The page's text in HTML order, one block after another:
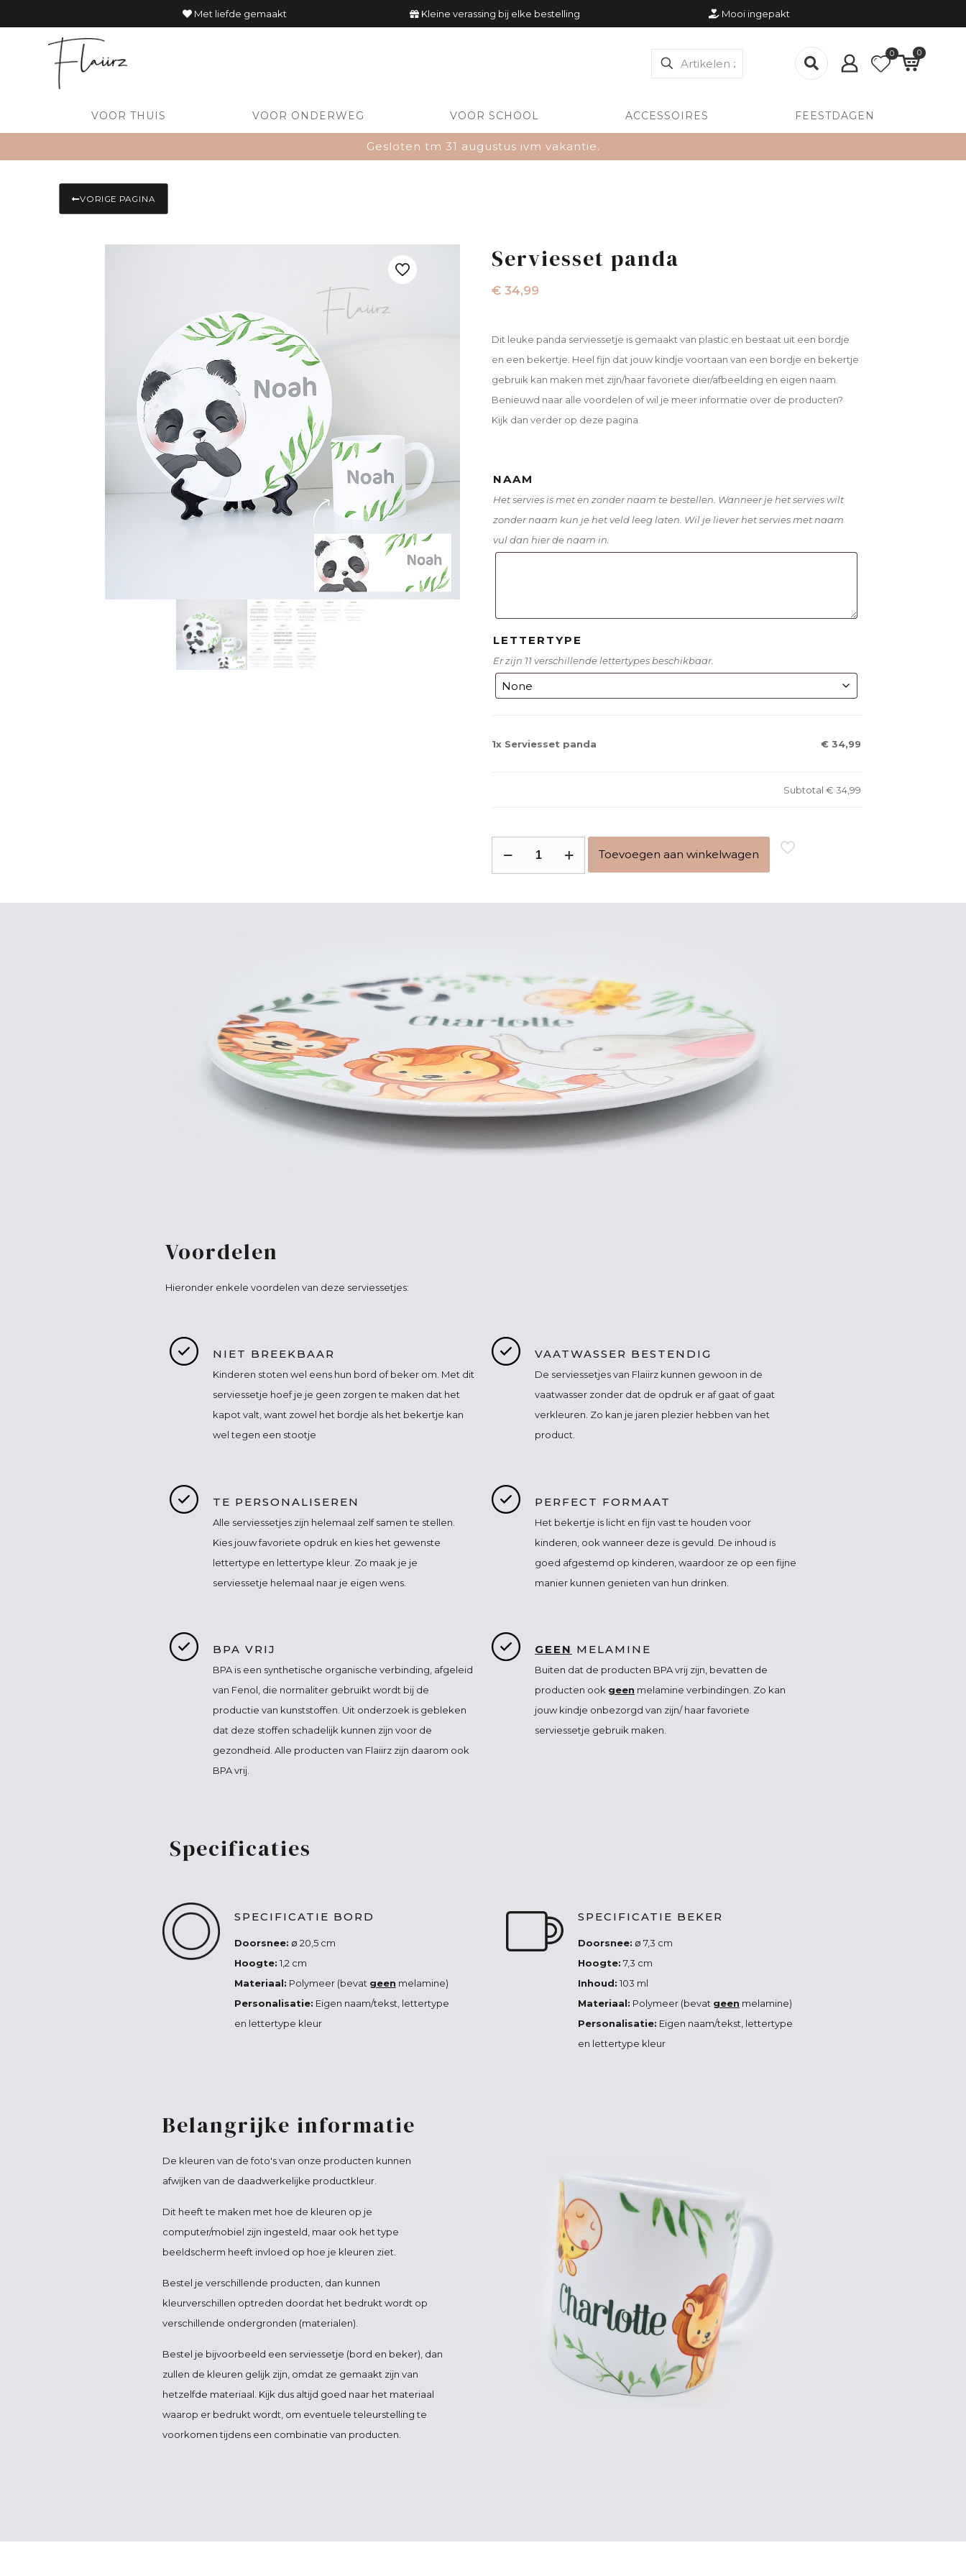
Met liefde gemaakt Kleine verassing bij elke bestelling Mooi ingepakt
0 0
VOOR THUIS VOOR ONDERWEG VOOR SCHOOL ACCESSOIRES FEESTDAGEN
Gesloten tm 31 augustus ivm vakantie.
VORIGE PAGINA
Serviesset panda
€ 34,99
Dit leuke panda serviessetje is gemaakt van plastic en bestaat uit een bordje
en een bekertje. Heel fijn dat jouw kindje voortaan van een bordje en bekertje
gebruik kan maken met zijn/haar favoriete dier/afbeelding en eigen naam.
Benieuwd naar alle voordelen of wil je meer informatie over de producten?
Kijk dan verder op deze pagina.
NAAM
Het servies is met en zonder naam te bestellen. Wanneer je het servies wilt
zonder naam kun je het veld leeg laten. Wil je liever het servies met naam
vul dan hier de naam in.
LETTERTYPE
Er zijn 11 verschillende lettertypes beschikbaar.
1x Serviesset panda € 34,99
Subtotal € 34,99
Toevoegen aan winkelwagen
Voordelen
Hieronder enkele voordelen van deze serviessetjes:
NIET BREEKBAAR
Kinderen stoten wel eens hun bord of beker om. Met dit
serviessetje hoef je je geen zorgen te maken dat het
kapot valt, want zowel het bordje als het bekertje kan
wel tegen een stootje
VAATWASSER BESTENDIG
De serviessetjes van Flaiirz kunnen gewoon in de
vaatwasser zonder dat de opdruk er af gaat of gaat
verkleuren. Zo kan je jaren plezier hebben van het
product.
TE PERSONALISEREN
Alle serviessetjes zijn helemaal zelf samen te stellen.
Kies jouw favoriete opdruk en kies het gewenste
lettertype en lettertype kleur. Zo maak je je
serviessetje helemaal naar je eigen wens.
PERFECT FORMAAT
Het bekertje is licht en fijn vast te houden voor
kinderen, ook wanneer deze is gevuld. De inhoud is
goed afgestemd op kinderen, waardoor ze op een fijne
manier kunnen genieten van hun drinken.
BPA VRIJ
BPA is een synthetische organische verbinding, afgeleid
van Fenol, die normaliter gebruikt wordt bij de
productie van kunststoffen. Uit onderzoek is gebleken
dat deze stoffen schadelijk kunnen zijn voor de
gezondheid. Alle producten van Flaiirz zijn daarom ook
BPA vrij.
GEEN MELAMINE
Buiten dat de producten BPA vrij zijn, bevatten de
producten ook geen melamine verbindingen. Zo kan
jouw kindje onbezorgd van zijn/ haar favoriete
serviessetje gebruik maken.
Specificaties
SPECIFICATIE BORD
Doorsnee: ∅ 20,5 cm
Hoogte: 1,2 cm
Materiaal: Polymeer (bevat geen melamine)
Personalisatie: Eigen naam/tekst, lettertype
en lettertype kleur
SPECIFICATIE BEKER
Doorsnee: ∅ 7,3 cm
Hoogte: 7,3 cm
Inhoud: 103 ml
Materiaal: Polymeer (bevat geen melamine)
Personalisatie: Eigen naam/tekst, lettertype
en lettertype kleur
Belangrijke informatie
De kleuren van de foto's van onze producten kunnen
afwijken van de daadwerkelijke productkleur.
Dit heeft te maken met hoe de kleuren op je
computer/mobiel zijn ingesteld, maar ook het type
beeldscherm heeft invloed op hoe je kleuren ziet.
Bestel je verschillende producten, dan kunnen
kleurverschillen optreden doordat het bedrukt wordt op
verschillende ondergronden (materialen).
Bestel je bijvoorbeeld een serviessetje (bord en beker), dan
zullen de kleuren gelijk zijn, omdat ze gemaakt zijn van
hetzelfde materiaal. Kijk dus altijd goed naar het materiaal
waarop er bedrukt wordt, om eventuele teleurstelling te
voorkomen tijdens een combinatie van producten.